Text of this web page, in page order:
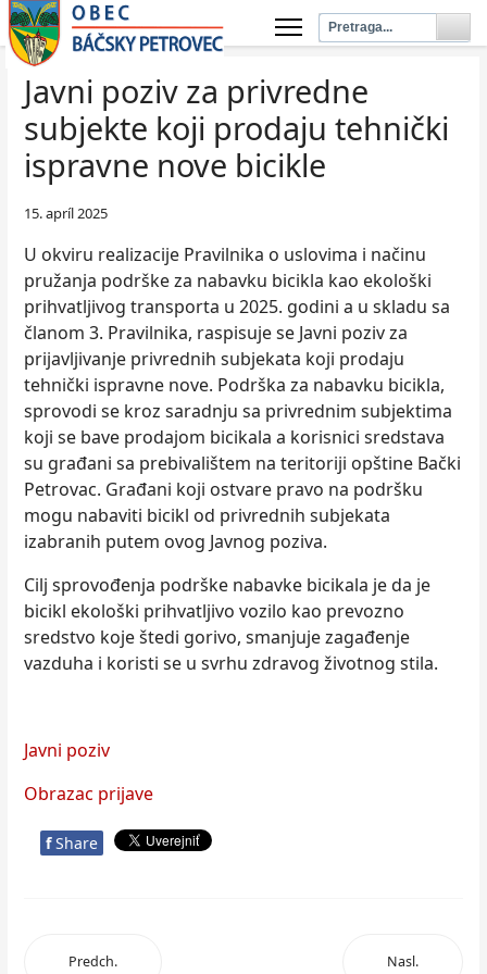
Javni poziv za privredne
subjekte koji prodaju tehnički
ispravne nove bicikle
15. apríl 2025
U okviru realizacije Pravilnika o uslovima i načinu
pružanja podrške za nabavku bicikla kao ekološki
prihvatlјivog transporta u 2025. godini a u skladu sa
članom 3. Pravilnika, raspisuje se Javni poziv za
prijavlјivanje privrednih subjekata koji prodaju
tehnički ispravne nove. Podrška za nabavku bicikla,
sprovodi se kroz saradnju sa privrednim subjektima
koji se bave prodajom bicikala a korisnici sredstava
su građani sa prebivalištem na teritoriji opštine Bački
Petrovac. Građani koji ostvare pravo na podršku
mogu nabaviti bicikl od privrednih subjekata
izabranih putem ovog Javnog poziva.
Cilј sprovođenja podrške nabavke bicikala je da je
bicikl ekološki prihvatlјivo vozilo kao prevozno
sredstvo koje štedi gorivo, smanjuje zagađenje
vazduha i koristi se u svrhu zdravog životnog stila.
Javni poziv
Obrazac prijave
f Share
Predch. Nasl.